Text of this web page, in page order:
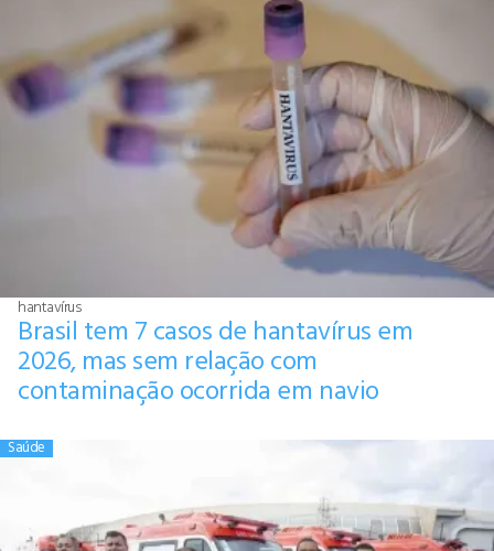
hantavírus
Brasil tem 7 casos de hantavírus em
2026, mas sem relação com
contaminação ocorrida em navio
Saúde